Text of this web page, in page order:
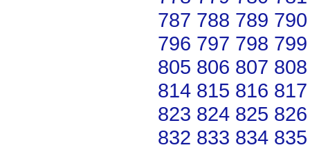
787 788 789 790
796 797 798 799
805 806 807 808
814 815 816 817
823 824 825 826
832 833 834 835